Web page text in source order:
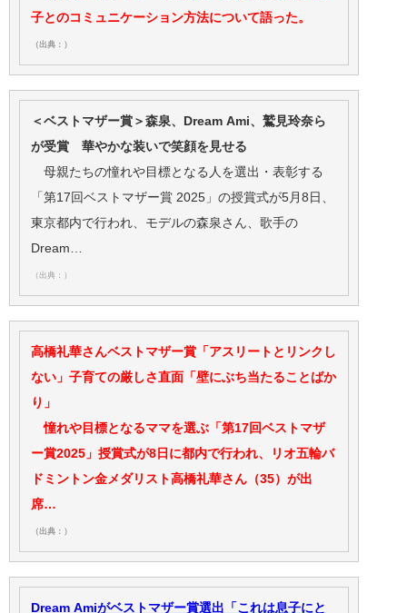
子とのコミュニケーション方法について語った。
（出典：）
＜ベストマザー賞＞森泉、Dream Ami、鷲見玲奈ら
が受賞 華やかな装いで笑顔を見せる
母親たちの憧れや目標となる人を選出・表彰する
「第17回ベストマザー賞 2025」の授賞式が5月8日、
東京都内で行われ、モデルの森泉さん、歌手の
Dream…
（出典：）
高橋礼華さんベストマザー賞「アスリートとリンクし
ない」子育ての厳しさ直面「壁にぶち当たることばか
り」
憧れや目標となるママを選ぶ「第17回ベストマザ
ー賞2025」授賞式が8日に都内で行われ、リオ五輪バ
ドミントン金メダリスト高橋礼華さん（35）が出
席…
（出典：）
Dream Amiがベストマザー賞選出「これは息子にと